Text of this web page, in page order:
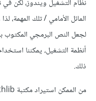
نظام التشغيل ويندوز، لكن
المائل الأمامي / تلك المهمة،
لجعل النص البرمجي المكتوب
ذلك.
من الممكن استيراد مكتبة pathlib من خلال تنفيذ الأمر